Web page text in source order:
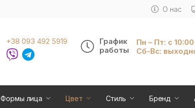
О нас
+38 093 492 5919
График
работы
Пн – Пт: с
Сб-Вс:
Формы лица Цвет Стиль Бренд